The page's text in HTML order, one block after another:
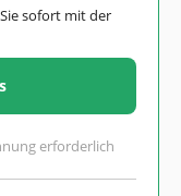
sofort mit der
erforderlich